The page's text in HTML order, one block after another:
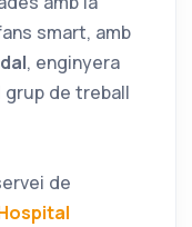
smart, amb
, enginyera
de treball
de